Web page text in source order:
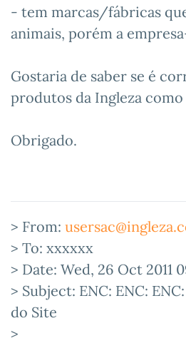
- tem marcas/fábricas
animais, porém a
Gostaria de saber se é
produtos da Ingleza como
Obrigado.
> From:
> To: xxxxxx
> Date: Wed, 26 Oct 2011
> Subject: ENC: ENC:
do Site
>